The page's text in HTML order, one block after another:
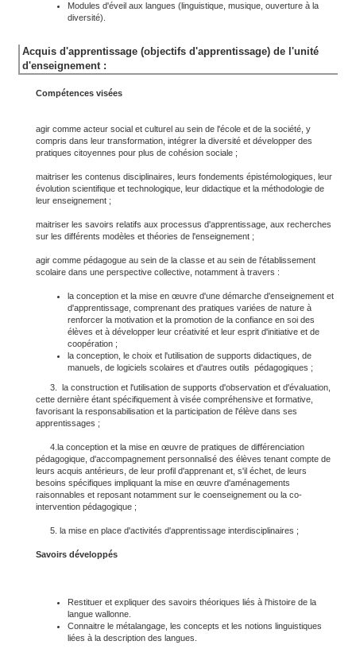
Modules d'éveil aux langues (linguistique, musique, ouverture à la
diversité).
Acquis d'apprentissage (objectifs d'apprentissage) de l'unité
d'enseignement :
Compétences visées
agir comme acteur social et culturel au sein de l'école et de la société, y
compris dans leur transformation, intégrer la diversité et développer des
pratiques citoyennes pour plus de cohésion sociale ;
maitriser les contenus disciplinaires, leurs fondements épistémologiques, leur
évolution scientifique et technologique, leur didactique et la méthodologie de
leur enseignement ;
maitriser les savoirs relatifs aux processus d'apprentissage, aux recherches
sur les différents modèles et théories de l'enseignement ;
agir comme pédagogue au sein de la classe et au sein de l'établissement
scolaire dans une perspective collective, notamment à travers :
la conception et la mise en œuvre d'une démarche d'enseignement et
d'apprentissage, comprenant des pratiques variées de nature à
renforcer la motivation et la promotion de la confiance en soi des
élèves et à développer leur créativité et leur esprit d'initiative et de
coopération ;
la conception, le choix et l'utilisation de supports didactiques, de
manuels, de logiciels scolaires et d'autres outils pédagogiques ;
3. la construction et l'utilisation de supports d'observation et d'évaluation,
cette dernière étant spécifiquement à visée compréhensive et formative,
favorisant la responsabilisation et la participation de l'élève dans ses
apprentissages ;
4.la conception et la mise en œuvre de pratiques de différenciation
pédagogique, d'accompagnement personnalisé des élèves tenant compte de
leurs acquis antérieurs, de leur profil d'apprenant et, s'il échet, de leurs
besoins spécifiques impliquant la mise en œuvre d'aménagements
raisonnables et reposant notamment sur le coenseignement ou la co-
intervention pédagogique ;
5. la mise en place d'activités d'apprentissage interdisciplinaires ;
Savoirs développés
Restituer et expliquer des savoirs théoriques liés à l'histoire de la
langue wallonne.
Connaitre le métalangage, les concepts et les notions linguistiques
liées à la description des langues.